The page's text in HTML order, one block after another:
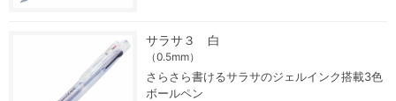
サラサ３ 白
（0.5mm）
さらさら書けるサラサのジェルインク搭載3色
ボールペン